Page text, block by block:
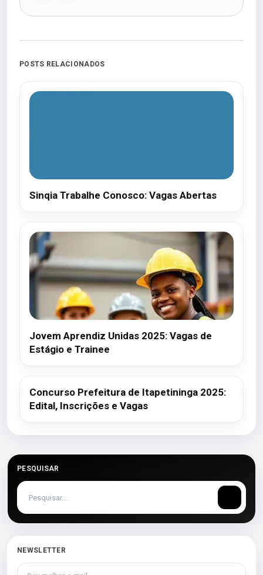
POSTS RELACIONADOS
Sinqia Trabalhe Conosco: Vagas Abertas
Jovem Aprendiz Unidas 2025: Vagas de
Estágio e Trainee
Concurso Prefeitura de Itapetininga 2025:
Edital, Inscrições e Vagas
PESQUISAR
NEWSLETTER
Seu melhor e-mail